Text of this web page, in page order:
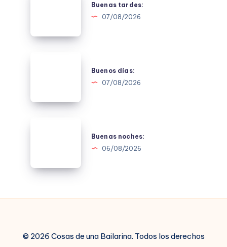
Buenas tardes:
07/08/2026
Buenos días:
07/08/2026
Buenas noches:
06/08/2026
© 2026 Cosas de una Bailarina. Todos los derechos